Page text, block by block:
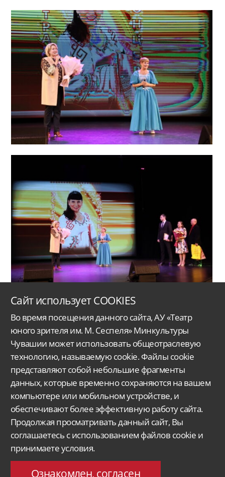
Автономное учреждение Чувашской Республики«Чувашский государственный
ордена Дружбы народовтеатр юного зрителя им. М. Сеспеля»Министерства
культуры, по делам национальностей и архивного дела Чувашской Республики.
Версия для слабовидящих Поиск...
428015, Чебоксары,
Московский проспект 33/9
molt@rchuv.ru
Касса: +7 8352 45-00-34
Сайт использует COOKIES
Во время посещения данного сайта, АУ «Театр
юного зрителя им. М. Сеспеля» Минкультуры
Чувашии может использовать общеотраслевую
технологию, называемую cookie. Файлы cookie
представляют собой небольшие фрагменты
данных, которые временно сохраняются на вашем
компьютере или мобильном устройстве, и
обеспечивают более эффективную работу сайта.
Продолжая просматривать данный сайт, Вы
соглашаетесь с использованием файлов cookie и
принимаете условия.
Ознакомлен, согласен